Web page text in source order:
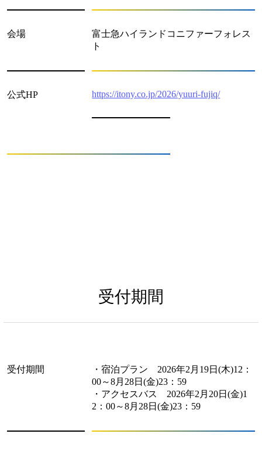
会場
富士急ハイランドコニファーフォレス
ト
公式HP https://itony.co.jp/2026/yuuri-fujiq/
受付期間
受付期間
・宿泊プラン 2026年2月19日(木)12：
00～8月28日(金)23：59
・アクセスバス 2026年2月20日(金)1
2：00～8月28日(金)23：59